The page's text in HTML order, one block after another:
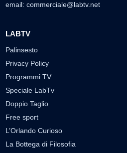
email: commerciale@labtv.net
LABTV
Palinsesto
Privacy Policy
Programmi TV
Speciale LabTv
Doppio Taglio
Free sport
L’Orlando Curioso
La Bottega di Filosofia